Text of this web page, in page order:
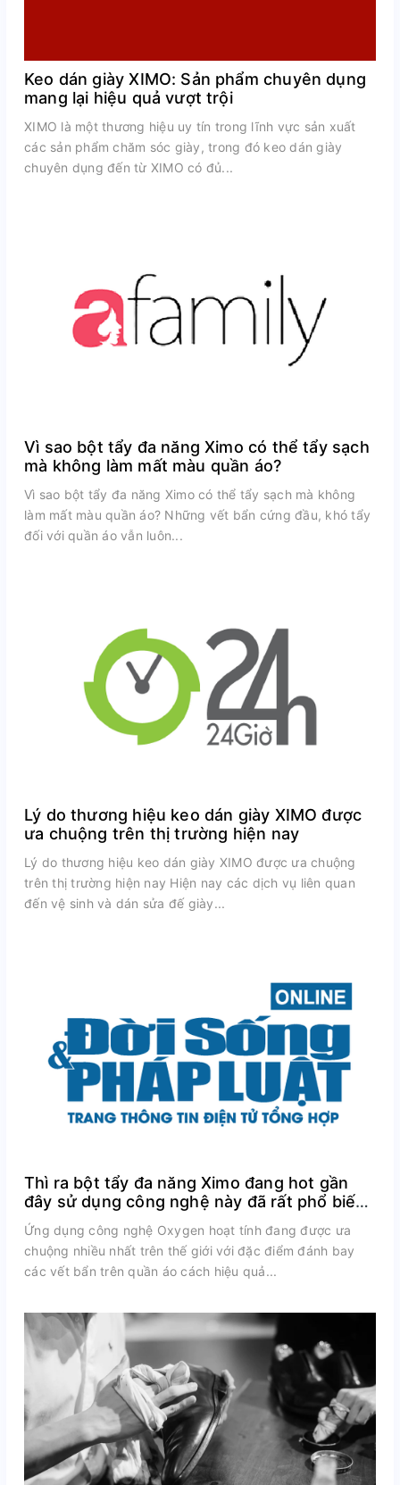
Keo dán giày XIMO: Sản phẩm chuyên dụng
mang lại hiệu quả vượt trội
XIMO là một thương hiệu uy tín trong lĩnh vực sản xuất
các sản phẩm chăm sóc giày, trong đó keo dán giày
chuyên dụng đến từ XIMO có đủ...
Vì sao bột tẩy đa năng Ximo có thể tẩy sạch
mà không làm mất màu quần áo?
Vì sao bột tẩy đa năng Ximo có thể tẩy sạch mà không
làm mất màu quần áo? Những vết bẩn cứng đầu, khó tẩy
đối với quần áo vẫn luôn...
Lý do thương hiệu keo dán giày XIMO được
ưa chuộng trên thị trường hiện nay
Lý do thương hiệu keo dán giày XIMO được ưa chuộng
trên thị trường hiện nay Hiện nay các dịch vụ liên quan
đến vệ sinh và dán sửa đế giày...
Thì ra bột tẩy đa năng Ximo đang hot gần
đây sử dụng công nghệ này đã rất phổ biến
trên thế giới
Ứng dụng công nghệ Oxygen hoạt tính đang được ưa
chuộng nhiều nhất trên thế giới với đặc điểm đánh bay
các vết bẩn trên quần áo cách hiệu quả...